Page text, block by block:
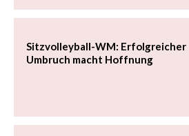
Sitzvolleyball-WM: Erfolgreicher
Umbruch macht Hoffnung